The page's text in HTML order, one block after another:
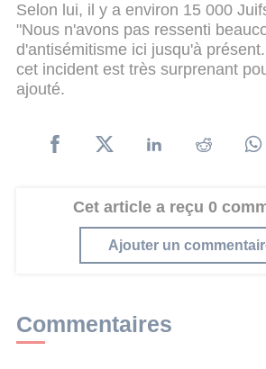
Selon lui, il y a environ 15 000
"Nous n'avons pas ressenti
d'antisémitisme ici jusqu'à
cet incident est très surprenant
ajouté.
Cet article a reçu 0
Ajouter un
Commentaires